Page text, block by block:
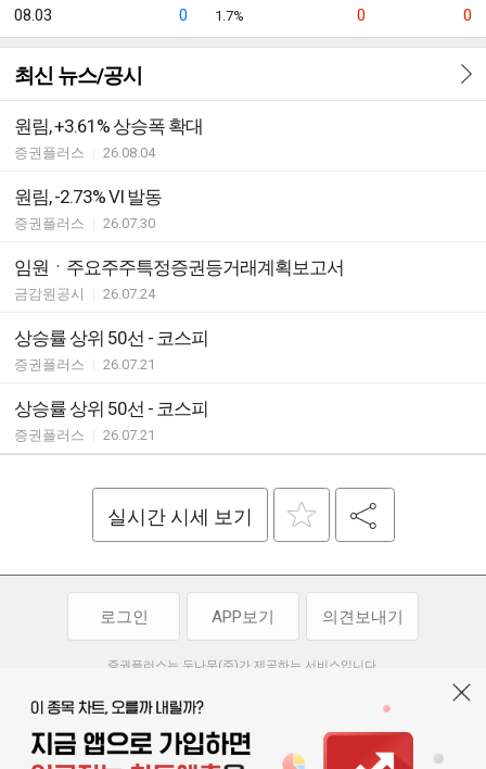
08.03 0 1.7% 0 0
최신 뉴스/공시
원림, +3.61% 상승폭 확대
증권플러스 26.08.04
원림, -2.73% VI 발동
증권플러스 26.07.30
임원ㆍ주요주주특정증권등거래계획보고서
금감원공시 26.07.24
상승률 상위 50선 - 코스피
증권플러스 26.07.21
상승률 상위 50선 - 코스피
증권플러스 26.07.21
실시간 시세 보기
로그인 APP보기 의견보내기
증권플러스는 두나무(주)가 제공하는 서비스입니다.
투자 참고사항이며, 정보 제공 과정에서 오류나 지연이 발생할 수 있습니다.
두나무(주)는 제공된 정보에 의한 투자 결과에 대하여 법적인 책임을
부담하지 않습니다. 본 서비스에서 제공되는 정보의 무단 배포를 금합니다.
이용약관 | 청소년보호정책 개인정보처리방침